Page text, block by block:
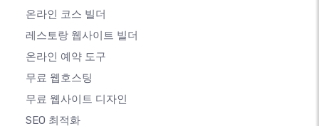
온라인 코스 빌더
레스토랑 웹사이트 빌더
온라인 예약 도구
무료 웹호스팅
무료 웹사이트 디자인
SEO 최적화